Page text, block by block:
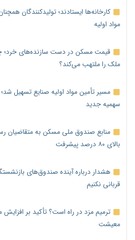
کارخانه‌ها ایستادند؛ تولیدکنندگان
مواد اولیه
قیمت مسکن در دست سازنده‌های خرد؛
ملک را ملتهب می‌کند؟
سهمیه جدید
منابع صندوق ملی مسکن به متقاضیان
بالای ۸۰ درصد پیشرفت
هشدار درباره آینده صندوق‌های
قربانی نکنیم
ترمیم مزد در راه است؟ تأکید بر
معیشت